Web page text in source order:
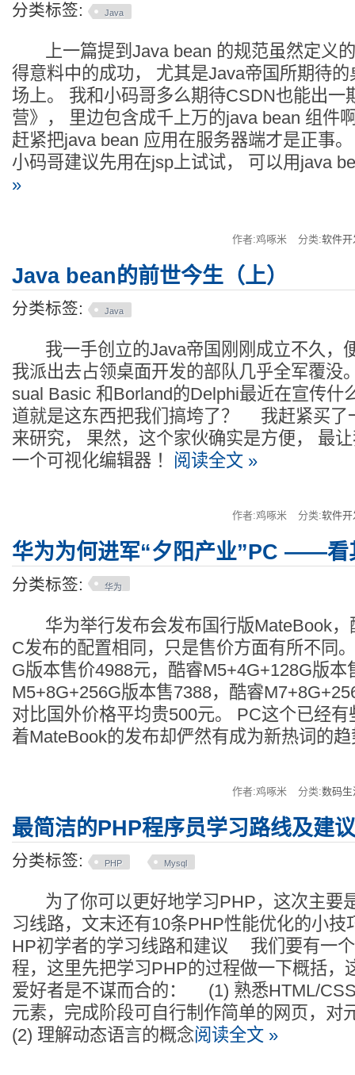
分类标签: Java
上一篇提到Java bean 的规范虽然定义
得意料中的成功， 尤其是Java帝国所期待
场上。 我和小码哥多么期待CSDN也能出一
营》， 里边包含成千上万的java bean 组件
赶紧把java bean 应用在服务器端才是正事
小码哥建议先用在jsp上试试， 可以用java
»
作者:鸡啄米 分类:软件开
Java bean的前世今生（上）
分类标签: Java
我一手创立的Java帝国刚刚成立不久，
我派出去占领桌面开发的部队几乎全军覆
sual Basic 和Borland的Delphi最近在宣传什
道就是这东西把我们搞垮了？ 我赶紧买了
来研究， 果然，这个家伙确实是方便， 最
一个可视化编辑器 ！ 阅读全文 »
作者:鸡啄米 分类:软件开
华为为何进军“夕阳产业”PC ——看
分类标签: 华为
华为举行发布会发布国行版MateBook，
C发布的配置相同，只是售价方面有所不同
G版本售价4988元，酷睿M5+4G+128G版本
M5+8G+256G版本售7388，酷睿
对比国外价格平均贵500元。 PC这个已经
着MateBook的发布却俨然有成为新热词的
作者:鸡啄米 分类:数码生
最简洁的PHP程序员学习路线及建议
分类标签: PHP Mysql
为了你可以更好地学习PHP，这次主要
习线路，文末还有10条PHP性能优化的小
HP初学者的学习线路和建议 我们要有一
程，这里先把学习PHP的过程做一下概括，
爱好者是不谋而合的： (1) 熟悉HTML/
元素，完成阶段可自行制作简单的网页，
(2) 理解动态语言的概念阅读全文 »